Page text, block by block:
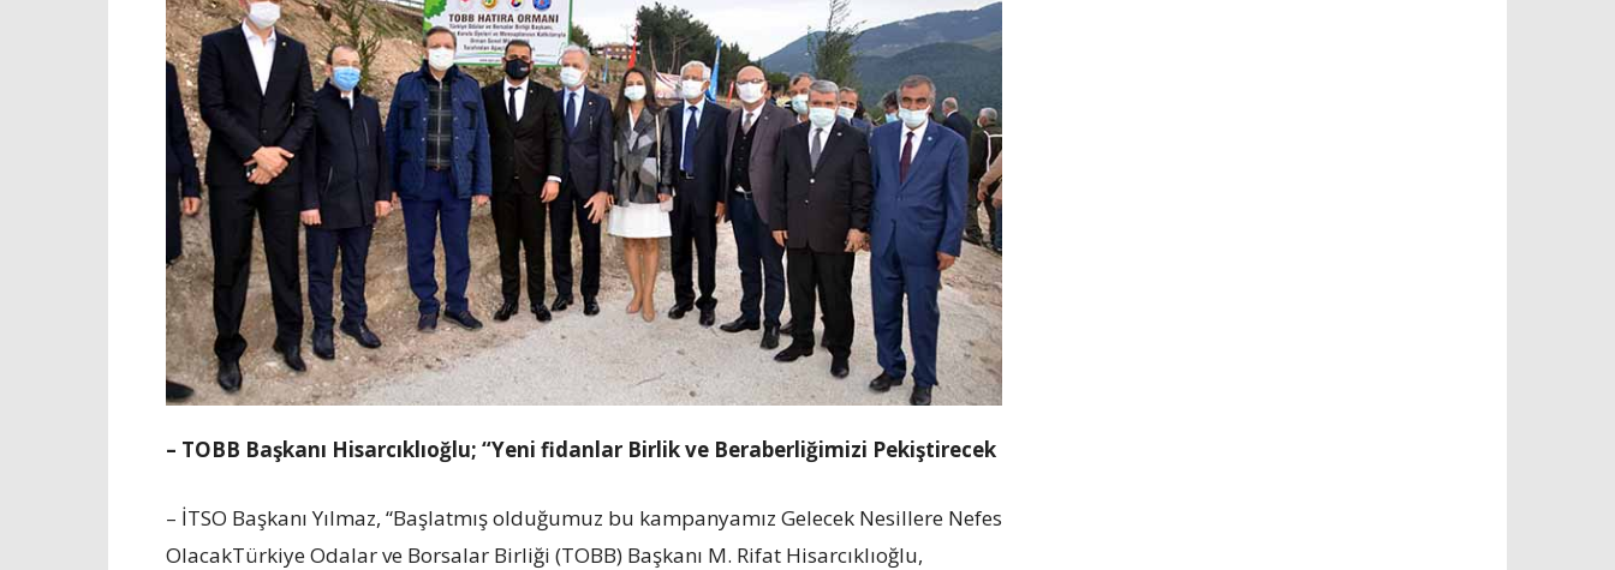
– TOBB Başkanı Hisarcıklıoğlu; “Yeni fidanlar Birlik ve Beraberliğimizi Pekiştirecek
– İTSO Başkanı Yılmaz, “Başlatmış olduğumuz bu kampanyamız Gelecek Nesillere Nefes
OlacakTürkiye Odalar ve Borsalar Birliği (TOBB) Başkanı M. Rifat Hisarcıklıoğlu,